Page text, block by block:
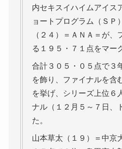
内セキスイハイムアイス
ョートプログラム（ＳＰ
（２４）＝ＡＮＡ＝が、
る１９５・７１点をマー
合計３０５・０５点で３
を飾り、ファイナルを含
を挙げ、シリーズ上位６
ナル（１２月５～７日、
た。
山本草太（１９）＝中京